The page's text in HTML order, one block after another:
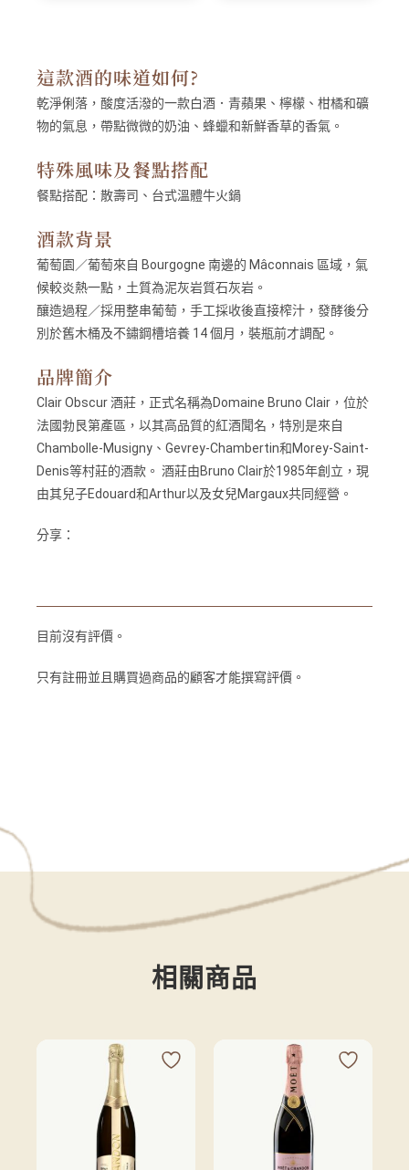
這款酒的味道如何?
乾淨俐落，酸度活潑的一款白酒．青蘋果、檸檬、柑橘和礦
物的氣息，帶點微微的奶油、蜂蠟和新鮮香草的香氣。
特殊風味及餐點搭配
餐點搭配： 散壽司、台式溫體牛火鍋
酒款背景
葡萄園／葡萄來自 Bourgogne 南邊的 Mâconnais 區域，氣
候較炎熱一點，土質為泥灰岩質石灰岩。
釀造過程／採用整串葡萄，手工採收後直接榨汁，發酵後分
別於舊木桶及不鏽鋼槽培養 14 個月，裝瓶前才調配。
品牌簡介
Clair Obscur 酒莊，正式名稱為Domaine Bruno Clair，位於
法國勃艮第產區，以其高品質的紅酒聞名，特別是來自
Chambolle-Musigny、Gevrey-Chambertin和Morey-Saint-
Denis等村莊的酒款。 酒莊由Bruno Clair於1985年創立，現
由其兒子Edouard和Arthur以及女兒Margaux共同經營。
分享：
目前沒有評價。
只有註冊並且購買過商品的顧客才能撰寫評價。
相關商品